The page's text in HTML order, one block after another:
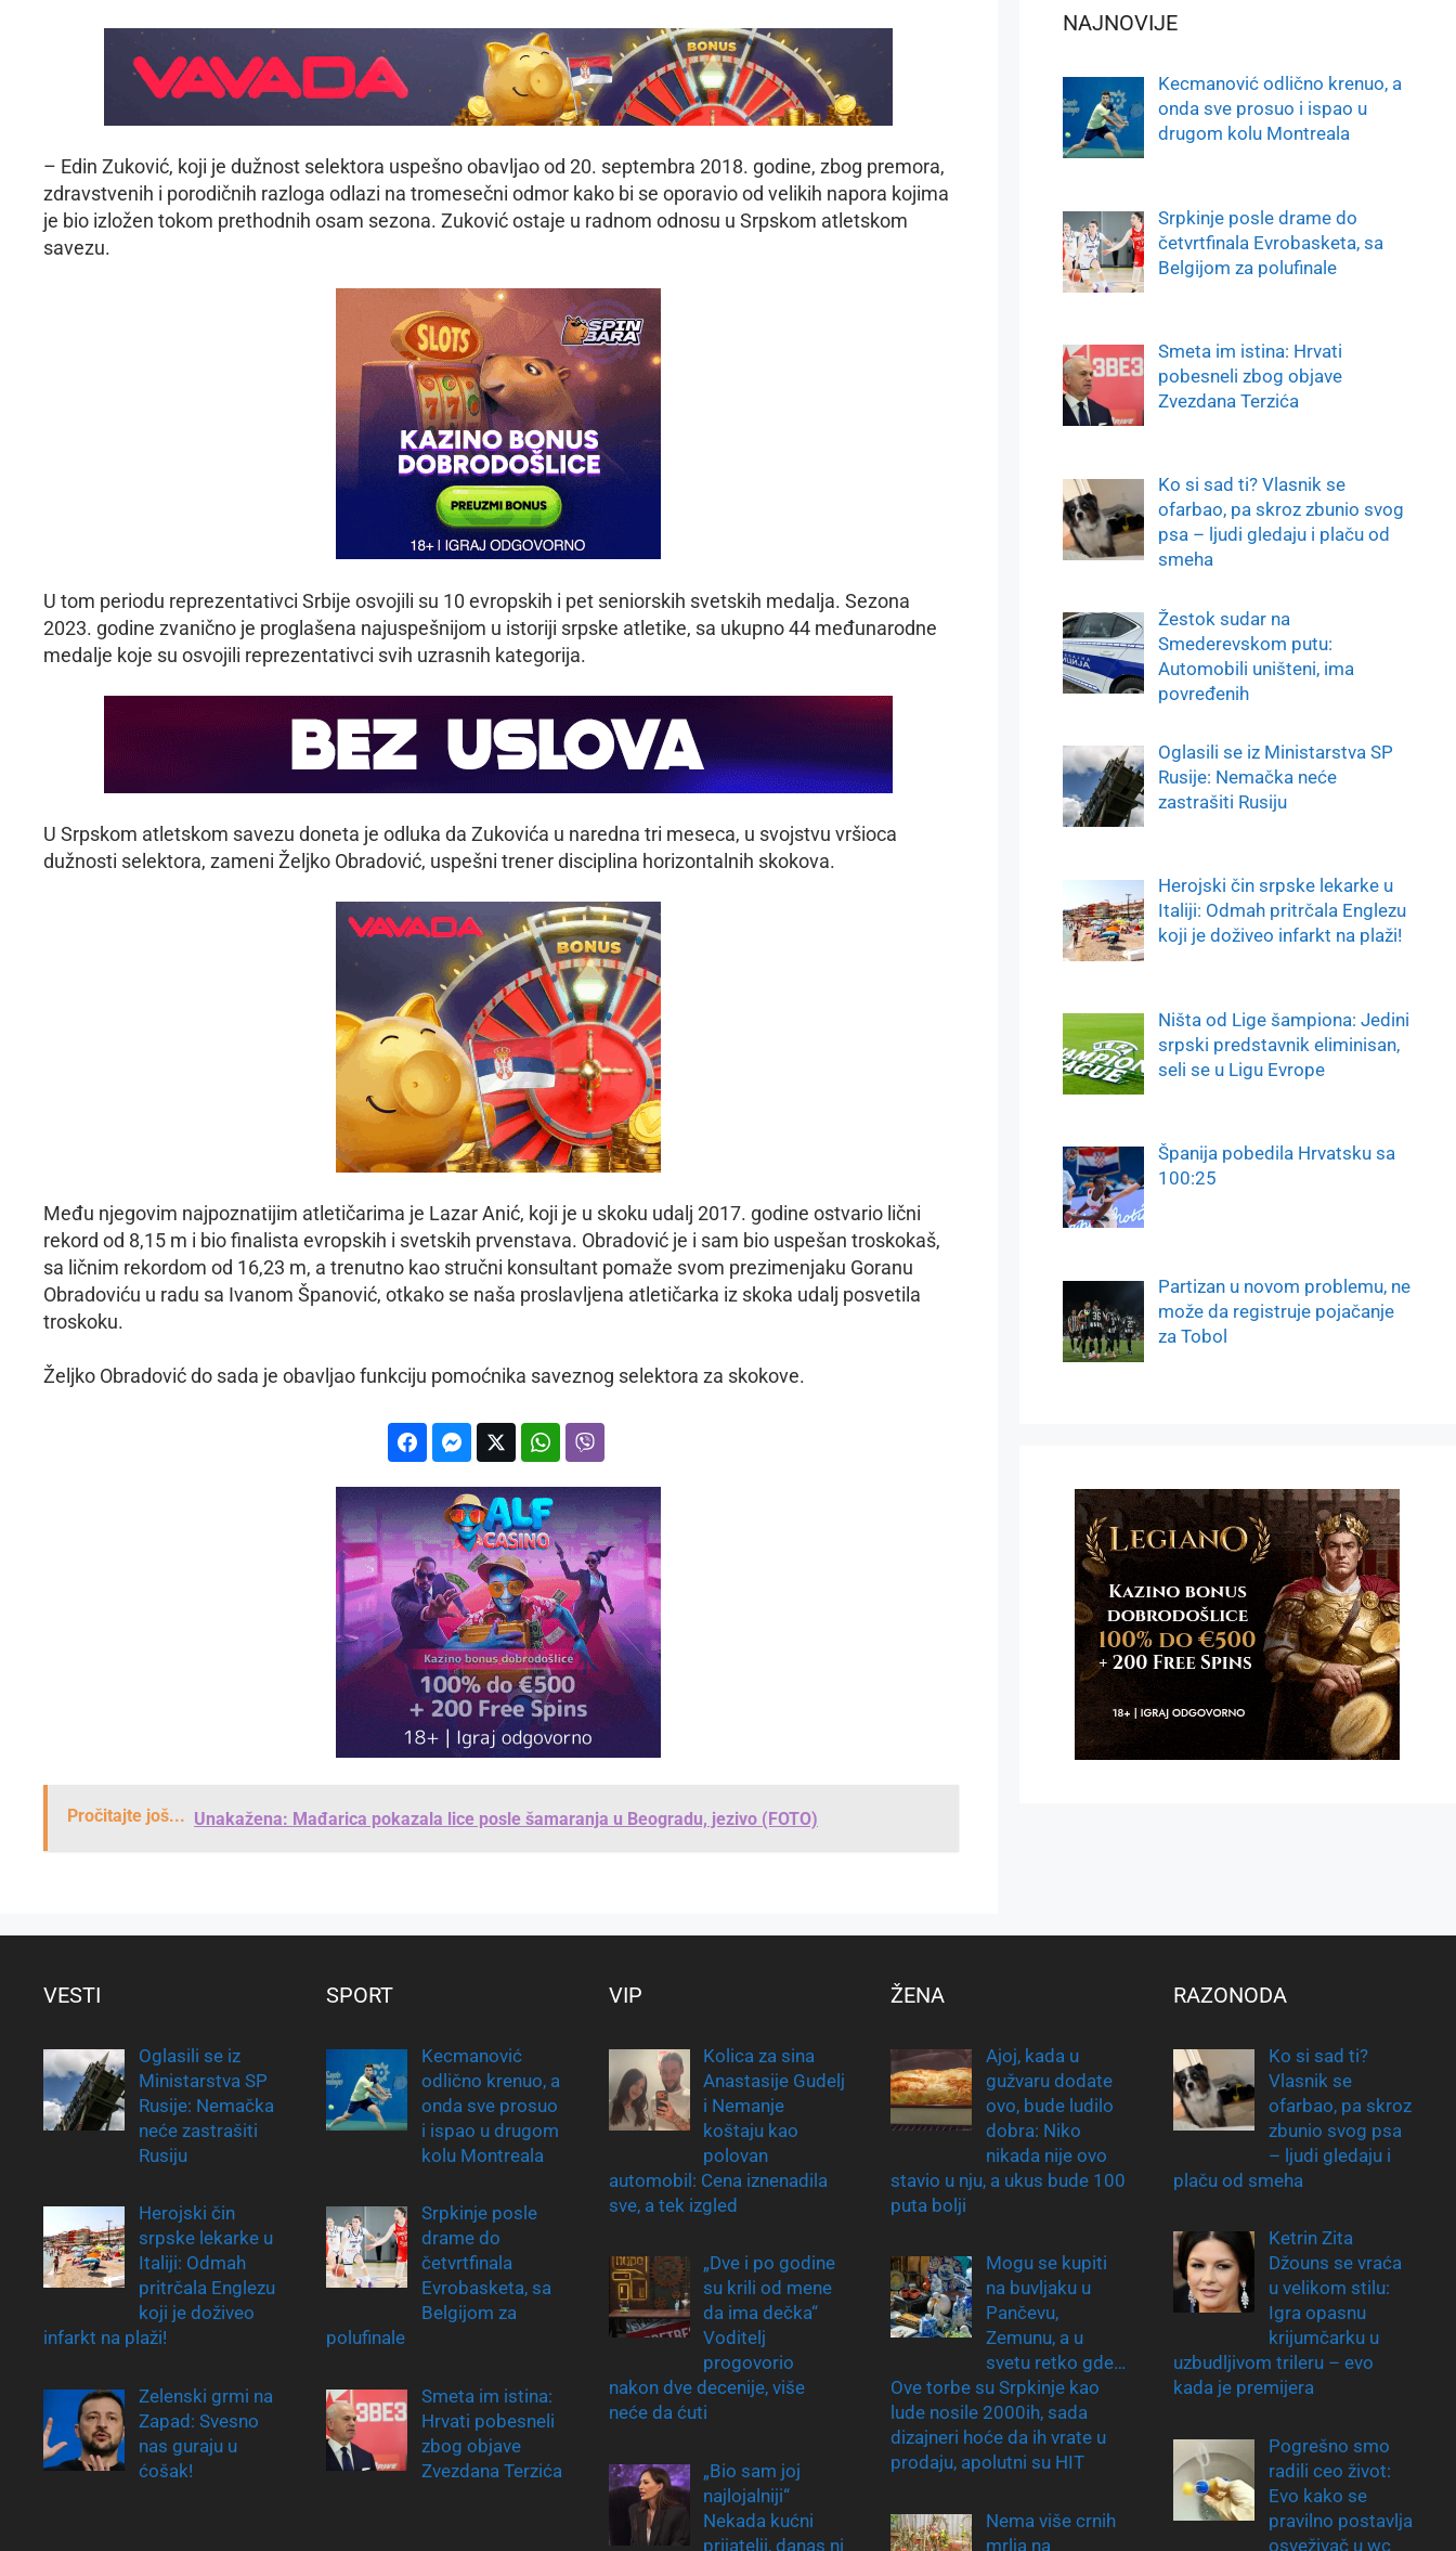
– Edin Zuković, koji je dužnost selektora uspešno obavljao od 20. septembra 2018. godine, zbog premora,
zdravstvenih i porodičnih razloga odlazi na tromesečni odmor kako bi se oporavio od velikih napora kojima
je bio izložen tokom prethodnih osam sezona. Zuković ostaje u radnom odnosu u Srpskom atletskom
savezu.
U tom periodu reprezentativci Srbije osvojili su 10 evropskih i pet seniorskih svetskih medalja. Sezona
2023. godine zvanično je proglašena najuspešnijom u istoriji srpske atletike, sa ukupno 44 međunarodne
medalje koje su osvojili reprezentativci svih uzrasnih kategorija.
U Srpskom atletskom savezu doneta je odluka da Zukovića u naredna tri meseca, u svojstvu vršioca
dužnosti selektora, zameni Željko Obradović, uspešni trener disciplina horizontalnih skokova.
Među njegovim najpoznatijim atletičarima je Lazar Anić, koji je u skoku udalj 2017. godine ostvario lični
rekord od 8,15 m i bio finalista evropskih i svetskih prvenstava. Obradović je i sam bio uspešan troskokaš,
sa ličnim rekordom od 16,23 m, a trenutno kao stručni konsultant pomaže svom prezimenjaku Goranu
Obradoviću u radu sa Ivanom Španović, otkako se naša proslavljena atletičarka iz skoka udalj posvetila
troskoku.
Željko Obradović do sada je obavljao funkciju pomoćnika saveznog selektora za skokove.
Pročitajte još... Unakažena: Mađarica pokazala lice posle šamaranja u Beogradu, jezivo (FOTO)
NAJNOVIJE
Kecmanović odlično krenuo, a
onda sve prosuo i ispao u
drugom kolu Montreala
Srpkinje posle drame do
četvrtfinala Evrobasketa, sa
Belgijom za polufinale
Smeta im istina: Hrvati
pobesneli zbog objave
Zvezdana Terzića
Ko si sad ti? Vlasnik se
ofarbao, pa skroz zbunio svog
psa – ljudi gledaju i plaču od
smeha
Žestok sudar na
Smederevskom putu:
Automobili uništeni, ima
povređenih
Oglasili se iz Ministarstva SP
Rusije: Nemačka neće
zastrašiti Rusiju
Herojski čin srpske lekarke u
Italiji: Odmah pritrčala Englezu
koji je doživeo infarkt na plaži!
Ništa od Lige šampiona: Jedini
srpski predstavnik eliminisan,
seli se u Ligu Evrope
Španija pobedila Hrvatsku sa
100:25
Partizan u novom problemu, ne
može da registruje pojačanje
za Tobol
VESTI
Oglasili se iz
Ministarstva SP
Rusije: Nemačka
neće zastrašiti
Rusiju
Herojski čin
srpske lekarke u
Italiji: Odmah
pritrčala Englezu
koji je doživeo
infarkt na plaži!
Zelenski grmi na
Zapad: Svesno
nas guraju u
ćošak!
SPORT
Kecmanović
odlično krenuo, a
onda sve prosuo
i ispao u drugom
kolu Montreala
Srpkinje posle
drame do
četvrtfinala
Evrobasketa, sa
Belgijom za
polufinale
Smeta im istina:
Hrvati pobesneli
zbog objave
Zvezdana Terzića
VIP
Kolica za sina
Anastasije Gudelj
i Nemanje
koštaju kao
polovan
automobil: Cena iznenadila
sve, a tek izgled
„Dve i po godine
su krili od mene
da ima dečka“
Voditelj
progovorio
nakon dve decenije, više
neće da ćuti
„Bio sam joj
najlojalniji“
Nekada kućni
prijatelji, danas ni
ŽENA
Ajoj, kada u
gužvaru dodate
ovo, bude ludilo
dobra: Niko
nikada nije ovo
stavio u nju, a ukus bude 100
puta bolji
Mogu se kupiti
na buvljaku u
Pančevu,
Zemunu, a u
svetu retko gde…
Ove torbe su Srpkinje kao
lude nosile 2000ih, sada
dizajneri hoće da ih vrate u
prodaju, apolutni su HIT
Nema više crnih
mrlja na
RAZONODA
Ko si sad ti?
Vlasnik se
ofarbao, pa skroz
zbunio svog psa
– ljudi gledaju i
plaču od smeha
Ketrin Zita
Džouns se vraća
u velikom stilu:
Igra opasnu
krijumčarku u
uzbudljivom trileru – evo
kada je premijera
Pogrešno smo
radili ceo život:
Evo kako se
pravilno postavlja
osveživač u wc